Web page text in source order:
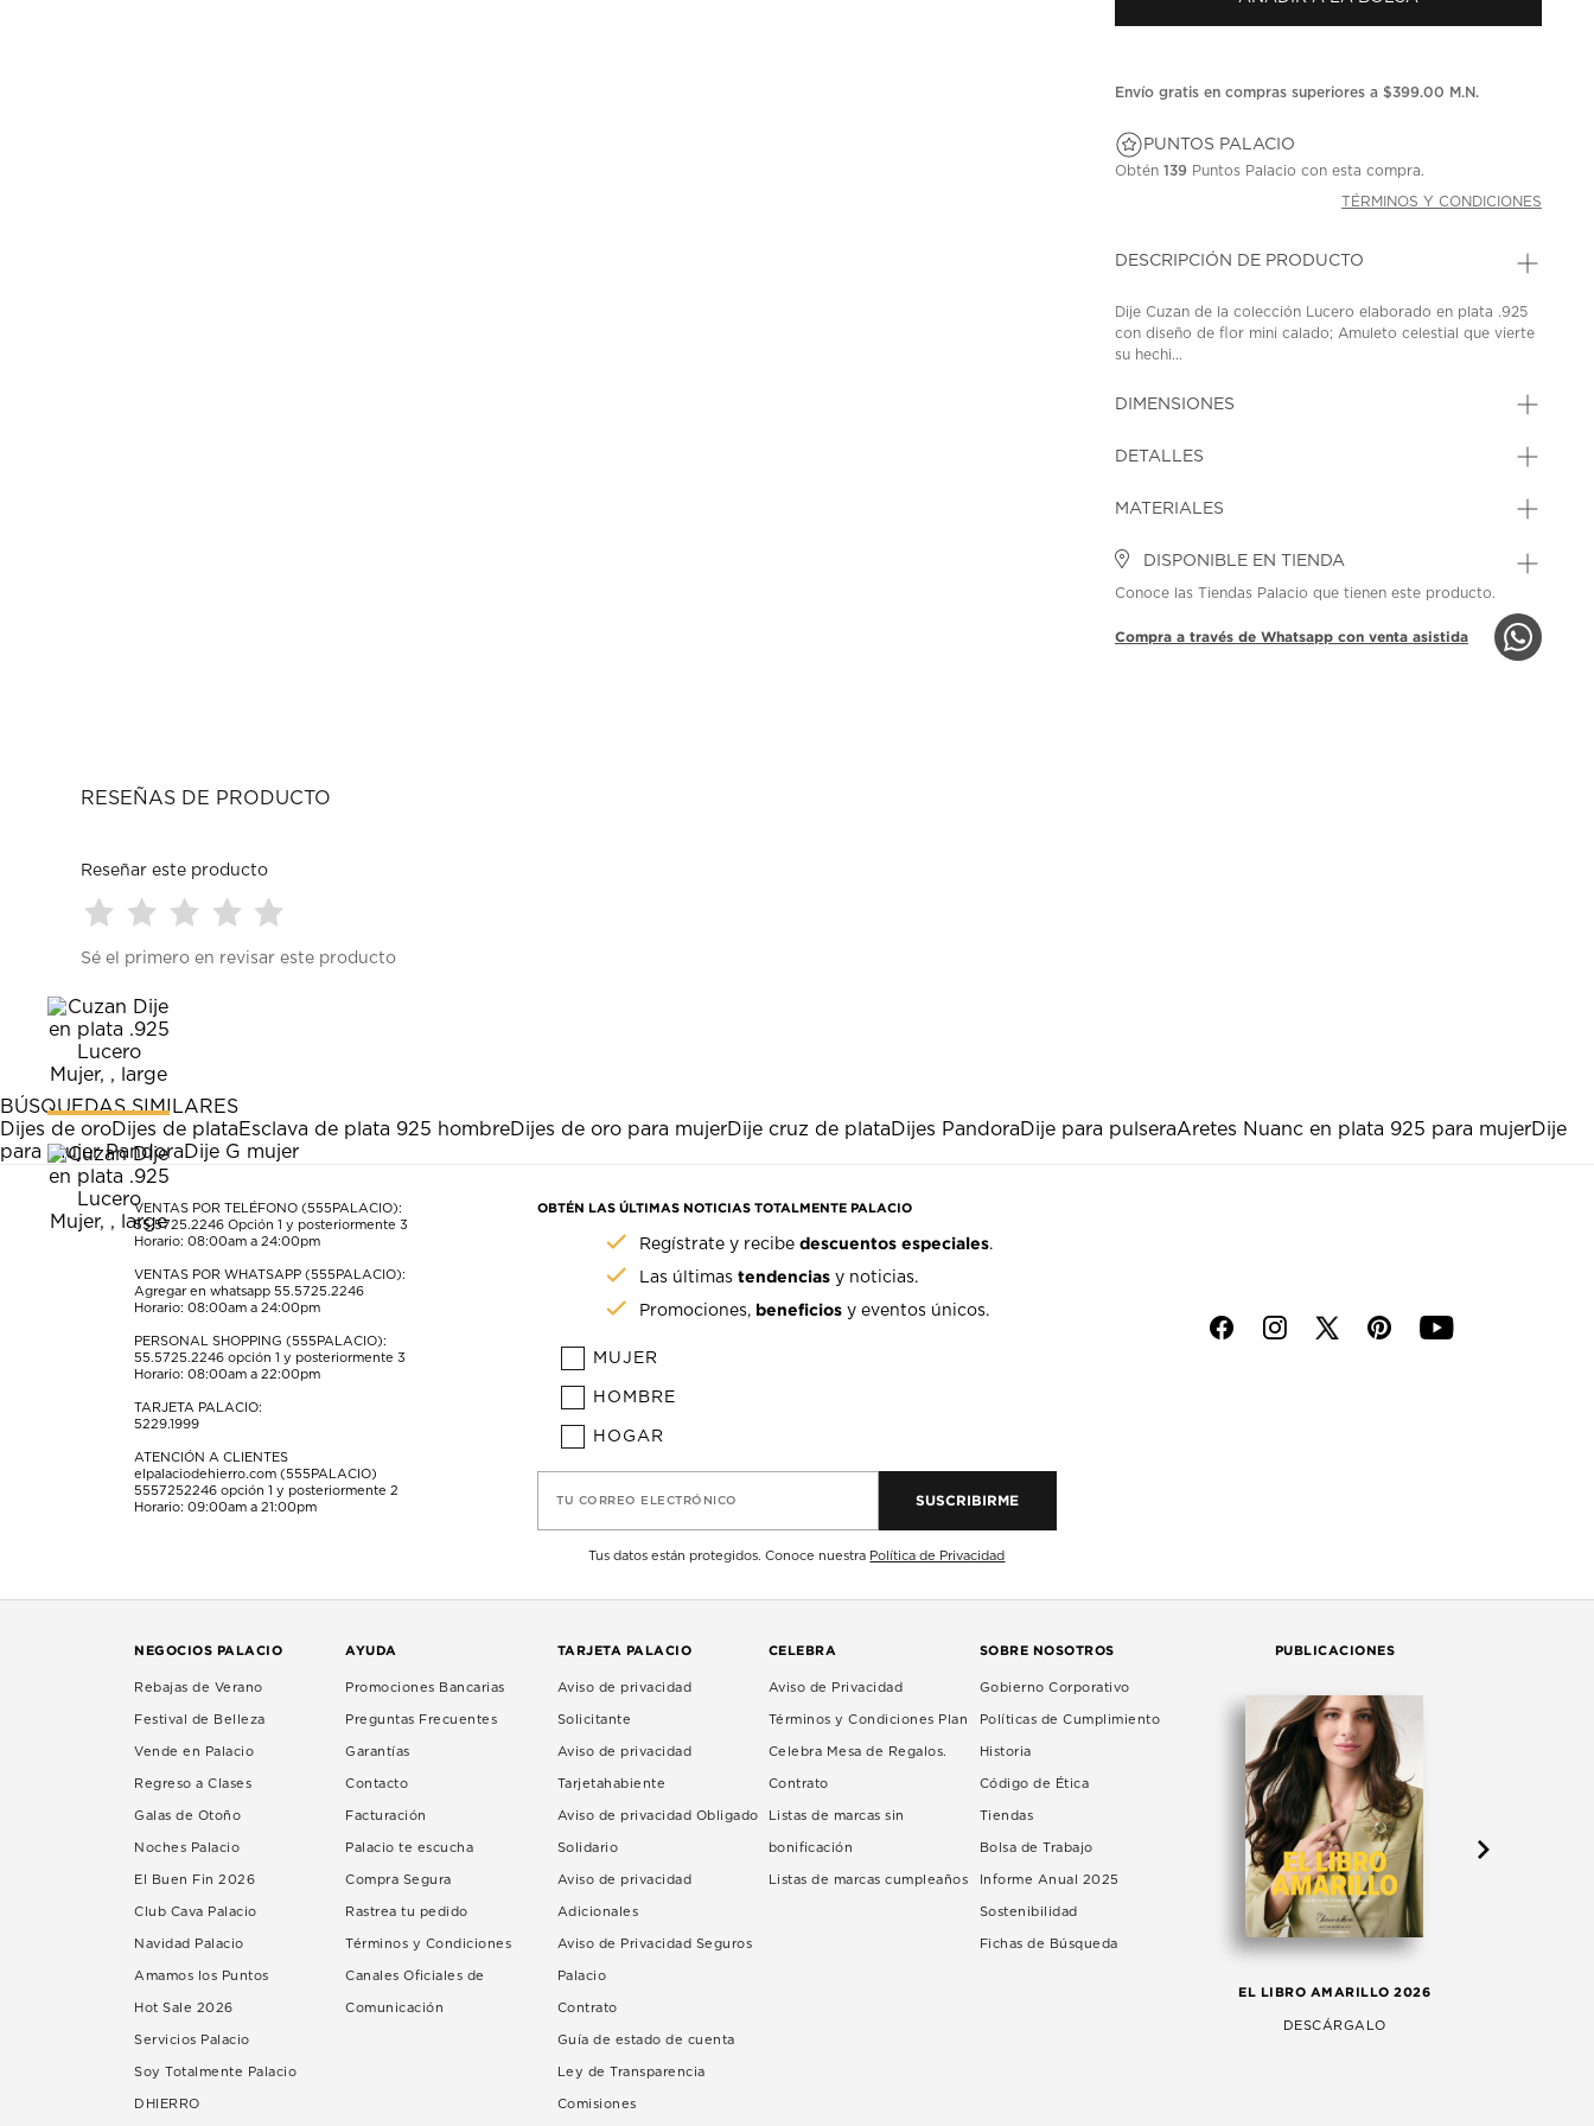
la
Envío gratis en compras superiores a $399.00 M.N.
PUNTOS PALACIO
Obtén139 Puntos Palacio con esta compra.
TÉRMINOS Y CONDICIONES
DESCRIPCIÓN DE PRODUCTO
Dije Cuzan de la colección Lucero elaborado en plata .925
con diseño de flor mini calado; Amuleto celestial que vierte
su hechi...
DIMENSIONES
DETALLES
MATERIALES
DISPONIBLE EN TIENDA
Conoce las Tiendas Palacio que tienen este producto.
Compra a través de Whatsapp con venta asistida
RESEÑAS DE PRODUCTO
Reseñar este producto
para
el
artículo
con
1
estrella
Esta
acción
abrirá
el
formulario
de
para
el
artículo
con
2
estrellas.
Esta
acción
abrirá
el
formulario
de
para
el
artículo
3
estrellas.
Esta
acción
abrirá
el
formulario
de
para
estrellas.
Esta
acción
abrirá
formulario
de
para
Esta
acción
abrirá
formulario
de
envío.
Sé el primero en revisar este producto
BÚSQUEDAS SIMILARES
Dijes de oroDijes de plataEsclava de plata 925 hombreDijes de oro para mujerDije cruz de plataDijes PandoraDije para pulseraAretes Nuanc en plata 925 para mujerDije
para mujer PandoraDije G mujer
VENTAS POR TELÉFONO (555PALACIO):
55.5725.2246 Opción 1 y posteriormente 3
Horario: 08:00am a 24:00pm
VENTAS POR WHATSAPP (555PALACIO):
Agregar en whatsapp 55.5725.2246
Horario: 08:00am a 24:00pm
PERSONAL SHOPPING (555PALACIO):
55.5725.2246 opción 1 y posteriormente 3
Horario: 08:00am a 22:00pm
TARJETA PALACIO:
5229.1999
ATENCIÓN A CLIENTES
elpalaciodehierro.com (555PALACIO)
5557252246 opción 1 y posteriormente 2
Horario: 09:00am a 21:00pm
OBTÉN LAS ÚLTIMAS NOTICIAS TOTALMENTE PALACIO
Regístrate y recibedescuentos especiales.
Las últimastendencias y noticias.
Promociones, beneficios y eventos únicos.
MUJER
HOMBRE
HOGAR
TU CORREO ELECTRÓNICO SUSCRIBIRME
Tus datos están protegidos. Conoce nuestra Política de Privacidad
f i p y
NEGOCIOS PALACIO
Rebajas de Verano
Festival de Belleza
Vende en Palacio
Regreso a Clases
Galas de Otoño
Noches Palacio
El Buen Fin 2026
Club Cava Palacio
Navidad Palacio
Amamos los Puntos
Hot Sale 2026
Servicios Palacio
Soy Totalmente Palacio
DHIERRO
AYUDA
Promociones Bancarias
Preguntas Frecuentes
Garantías
Contacto
Facturación
Palacio te escucha
Compra Segura
Rastrea tu pedido
Términos y Condiciones
Canales Oficiales de
Comunicación
TARJETA PALACIO
Aviso de privacidad
Solicitante
Aviso de privacidad
Tarjetahabiente
Aviso de privacidad Obligado
Solidario
Aviso de privacidad
Adicionales
Aviso de Privacidad Seguros
Palacio
Contrato
Guía de estado de cuenta
Ley de Transparencia
Comisiones
CELEBRA
Aviso de Privacidad
Términos y Condiciones Plan
Celebra Mesa de Regalos.
Contrato
Listas de marcas sin
bonificación
Listas de marcas cumpleaños
SOBRE NOSOTROS
Gobierno Corporativo
Políticas de Cumplimiento
Historia
Código de Ética
Tiendas
Bolsa de Trabajo
Informe Anual 2025
Sostenibilidad
Fichas de Búsqueda
PUBLICACIONES
EL LIBRO AMARILLO 2026
DESCÁRGALO